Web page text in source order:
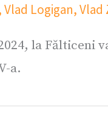
Vlad Logigan,Vlad
la Fălticeni
a.